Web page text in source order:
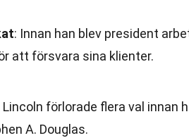
: Innan han blev president
att försvara sina klienter.
Lincoln förlorade flera val innan
A. Douglas.